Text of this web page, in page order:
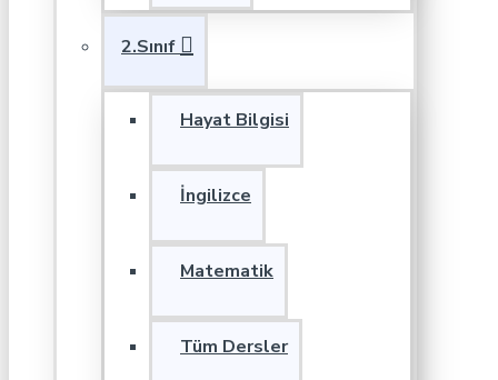
2.Sınıf
Hayat Bilgisi
İngilizce
Matematik
Tüm Dersler